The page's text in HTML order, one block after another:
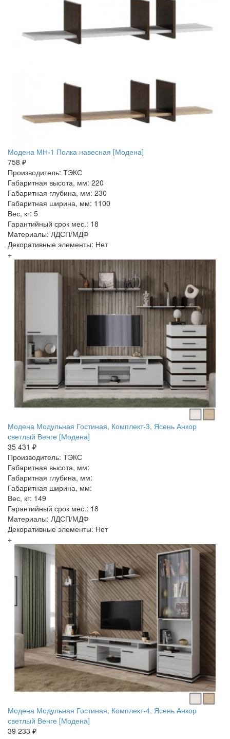
Модена МН-1 Полка навесная [Модена]
758 ₽
Производитель: ТЭКС
Габаритная высота, мм: 220
Габаритная глубина, мм: 230
Габаритная ширина, мм: 1100
Вес, кг: 5
Гарантийный срок мес.: 18
Материалы: ЛДСП/МДФ
Декоративные элементы: Нет
+
Модена Модульная Гостиная, Комплект-3, Ясень Анкор
светлый Венге [Модена]
35 431 ₽
Производитель: ТЭКС
Габаритная высота, мм:
Габаритная глубина, мм:
Габаритная ширина, мм:
Вес, кг: 149
Гарантийный срок мес.: 18
Материалы: ЛДСП/МДФ
Декоративные элементы: Нет
+
Модена Модульная Гостиная, Комплект-4, Ясень Анкор
светлый Венге [Модена]
39 233 ₽